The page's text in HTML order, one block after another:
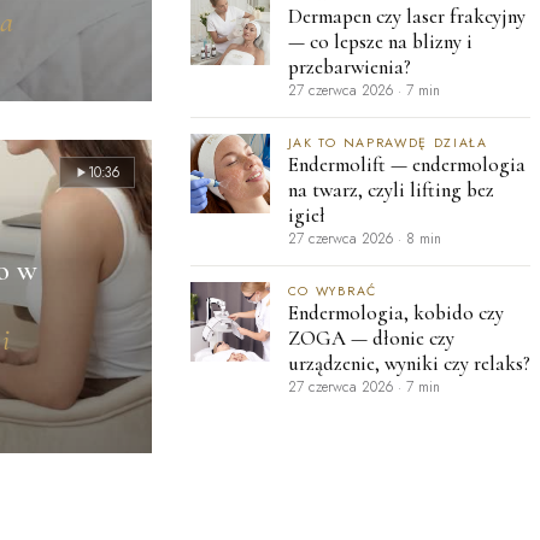
w
10:36
Dermapen czy laser frakcyjny
— co lepsze na blizny i
przebarwienia?
27 czerwca 2026· 7 min
JAK TO NAPRAWDĘ DZIAŁA
Endermolift — endermologia
na twarz, czyli lifting bez
igieł
27 czerwca 2026· 8 min
CO WYBRAĆ
Endermologia, kobido czy
ZOGA — dłonie czy
urządzenie, wyniki czy relaks?
27 czerwca 2026· 7 min